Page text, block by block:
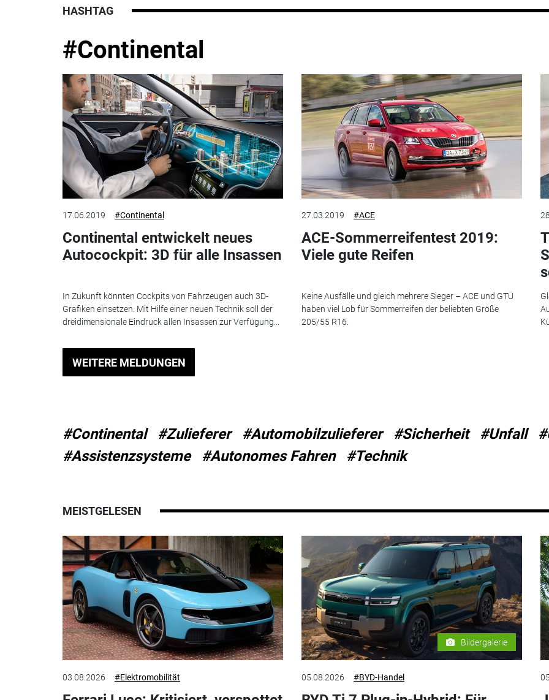
HASHTAG
#Continental
17.06.2019 #Continental
Continental entwickelt neues
Autocockpit: 3D für alle Insassen
In Zukunft könnten Cockpits von Fahrzeugen auch 3D-
Grafiken einsetzen. Mit Hilfe einer neuen Technik soll der
dreidimensionale Eindruck allen Insassen zur Verfügung...
27.03.2019 #ACE
ACE-Sommerreifentest 2019:
Viele gute Reifen
Keine Ausfälle und gleich mehrere Sieger – ACE und GTÜ
haben viel Lob für Sommerreifen der beliebten Größe
205/55 R16.
WEITERE MELDUNGEN
#Continental #Zulieferer #Automobilzulieferer #Sicherheit #Unfall
#Assistenzsysteme
#Autonomes Fahren #Technik
MEISTGELESEN
03.08.2026 #Elektromobilität
Bildergalerie
05.08.2026 #BYD-Handel